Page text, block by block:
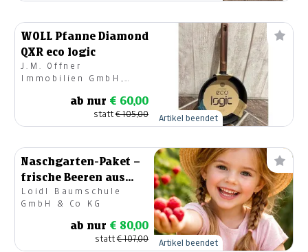
WOLL Pfanne Diamond
QXR eco logic
J.M. Offner
Immobilien GmbH,
ab nur € 60,00
statt€ 105,00 Artikel beendet
Naschgarten-Paket –
frische Beeren aus
dem eigenen Garten
Loidl Baumschule
GmbH & Co KG
ab nur € 80,00
statt€ 107,00 Artikel beendet